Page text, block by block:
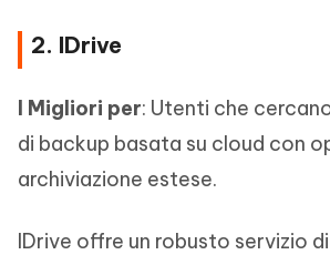
2. IDrive
I Migliori per: Utenti che
di backup basata su cloud con
archiviazione estese.
IDrive offre un robusto servizio